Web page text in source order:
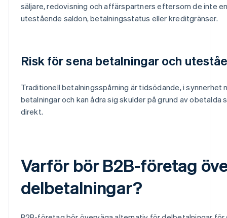
säljare, redovisning och affärspartners eftersom de inte
utestående saldon, betalningsstatus eller kreditgränser.
Risk för sena betalningar och
Traditionell betalningsspårning är tidsödande, i synnerhet
betalningar och kan ådra sig skulder på grund av
direkt.
Varför bör B2B-företag
delbetalningar?